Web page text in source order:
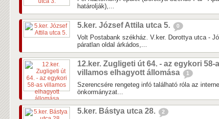
határolják),...
5.ker. József Attila utca 5. 0
Volt Postabank székház. V.ker. Dorottya utca -
páratlan oldal árkádos,...
12.ker. Zugligeti út 64. - az egykori 58-
villamos elhagyott állomása
1
Szerencsére rengeteg infó található róla az
önkormányzat...
5.ker. Bástya utca 28. 2